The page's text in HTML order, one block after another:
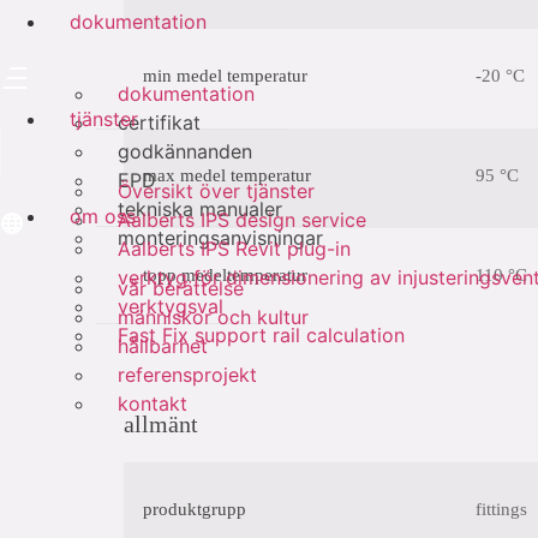
dokumentation
dokumentation
certifikat
godkännanden
EPD
tekniska manualer
monteringsanvisningar
tjänster
Översikt över tjänster
Aalberts IPS design service
Aalberts IPS Revit plug-in
verktyg för dimensionering av
verktygsval
Fast Fix support rail calculation
om oss
vår berättelse
människor och kultur
hållbarhet
referensprojekt
kontakt
min medel temperatur -20 °C
max medel temperatur 95 °C
topp medeltemperatur 110 °C
allmänt
produktgrupp fittings